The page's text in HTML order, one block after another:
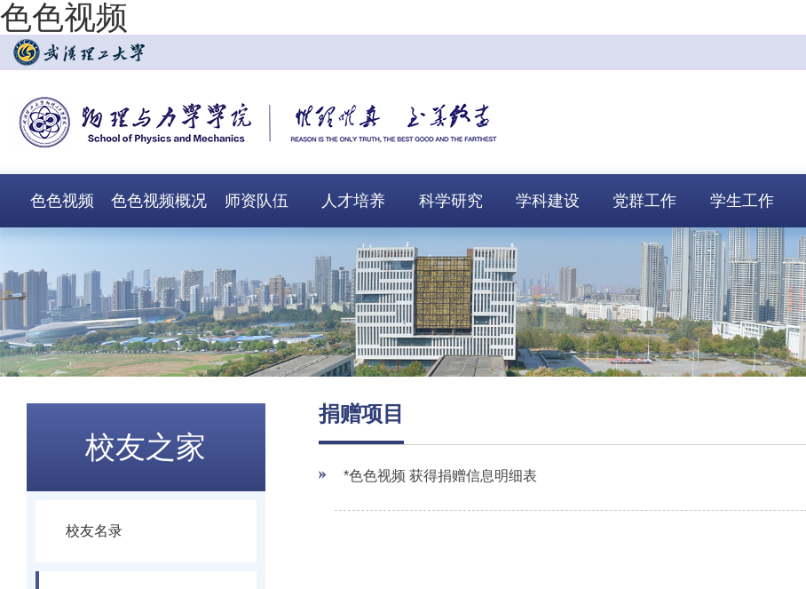
色色视频
色色视频 色色视频概况 师资队伍 人才培养 科学研究 学科建设 党群工作 学生工作
校友之家
校友名录
捐赠项目
*色色视频 获得捐赠信息明细表